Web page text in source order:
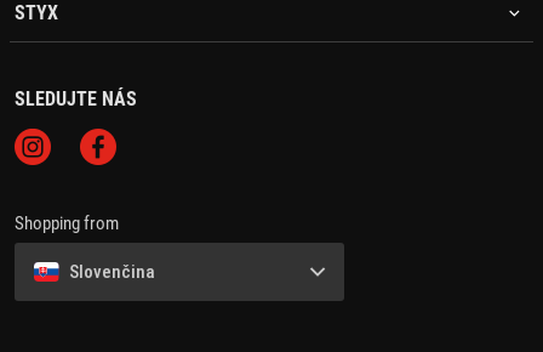
STYX
SLEDUJTE NÁS
Shopping from
Slovenčina